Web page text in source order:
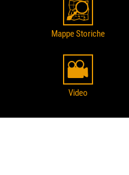
Mappe Storiche
Video